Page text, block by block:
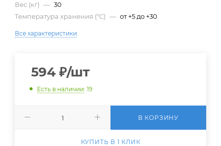
Вес (кг) — 30
Температура хранения (°С) — от +5 до +30
Все характеристики
594 ₽/шт
Есть в наличии: 19
В КОРЗИНУ
КУПИТЬ В 1 КЛИК